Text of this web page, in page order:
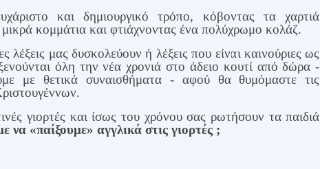
και δημιουργικό τρόπο, κόβοντας τα χαρτιά
κομμάτια και φτιάχνοντας ένα πολύχρωμο κολάζ.
λέξεις μας δυσκολεύουν ή λέξεις που είναι καινούριες ως
όλη την νέα χρονιά στο άδειο κουτί από δώρα -
με θετικά συναισθήματα - αφού θα θυμόμαστε τις
γιορτές και ίσως του χρόνου σας ρωτήσουν τα παιδιά
να «παίξουμε» αγγλικά στις γιορτές ;